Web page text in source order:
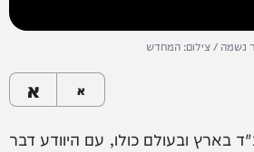
נשמה / צילום: המחדש
א א
בארץ ובעולם כולו, עם היוודע דבר